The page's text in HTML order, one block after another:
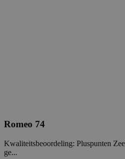
Romeo 74
Kwaliteitsbeoordeling: Pluspunten
ge...